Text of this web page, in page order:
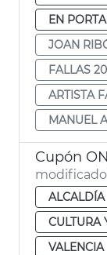
EN
JOAN
FALLAS
ARTISTA
MANUEL
Cupón
ALCALDÍA
CULTURA
VALENCIA